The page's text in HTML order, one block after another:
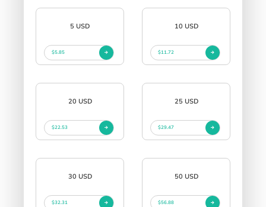
5 USD
$5.85
10 USD
$11.72
20 USD
$22.53
25 USD
$29.47
30 USD
$32.31
50 USD
$56.88